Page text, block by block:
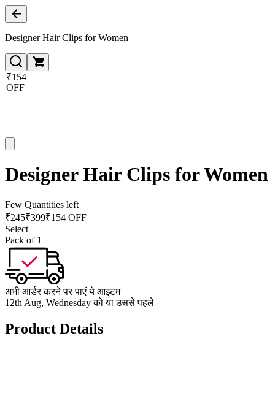
Designer Hair Clips for Women
₹154
OFF
Designer Hair Clips for Women
Few Quantities left
₹245₹399₹154 OFF
Select
Pack of 1
अभी आर्डर करने पर पाएं ये आइटम
12th Aug, Wednesday को या उससे पहले
Product Details